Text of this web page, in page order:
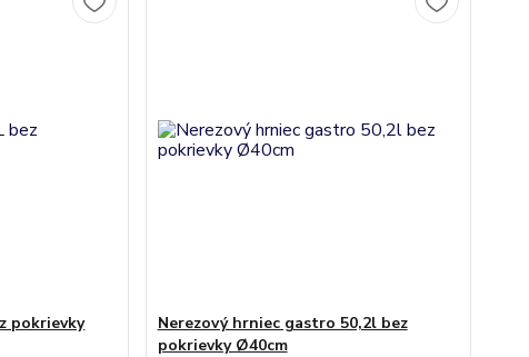
pokrievky
Nerezový hrniec gastro 50,2l bez
pokrievky Ø40cm